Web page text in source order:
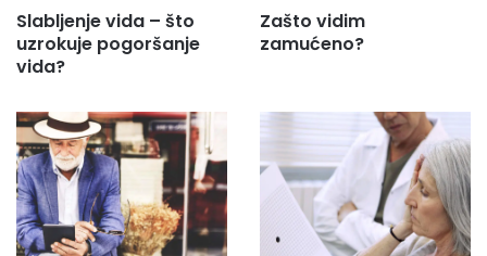
Slabljenje vida – što
uzrokuje pogoršanje
vida?
Zašto vidim
zamućeno?